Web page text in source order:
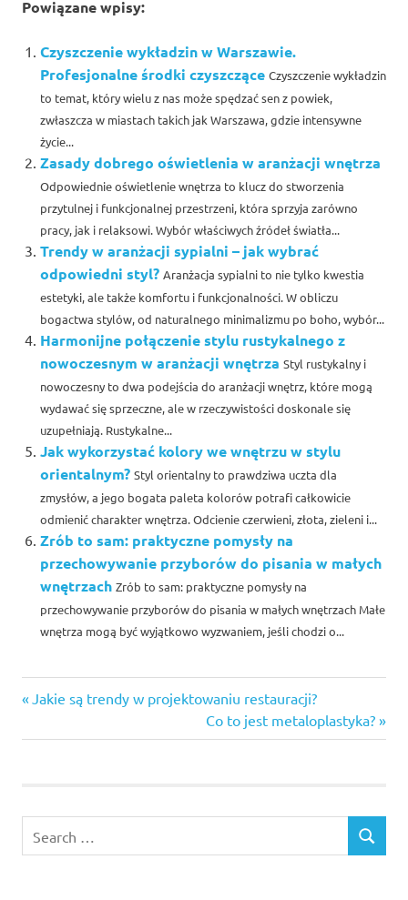
Powiązane wpisy:
Czyszczenie wykładzin w Warszawie.
Profesjonalne środki czyszczące Czyszczenie wykładzin
to temat, który wielu z nas może spędzać sen z powiek,
zwłaszcza w miastach takich jak Warszawa, gdzie intensywne
życie...
Zasady dobrego oświetlenia w aranżacji wnętrza
Odpowiednie oświetlenie wnętrza to klucz do stworzenia
przytulnej i funkcjonalnej przestrzeni, która sprzyja zarówno
pracy, jak i relaksowi. Wybór właściwych źródeł światła...
Trendy w aranżacji sypialni – jak wybrać
odpowiedni styl? Aranżacja sypialni to nie tylko kwestia
estetyki, ale także komfortu i funkcjonalności. W obliczu
bogactwa stylów, od naturalnego minimalizmu po boho, wybór...
Harmonijne połączenie stylu rustykalnego z
nowoczesnym w aranżacji wnętrza Styl rustykalny i
nowoczesny to dwa podejścia do aranżacji wnętrz, które mogą
wydawać się sprzeczne, ale w rzeczywistości doskonale się
uzupełniają. Rustykalne...
Jak wykorzystać kolory we wnętrzu w stylu
orientalnym? Styl orientalny to prawdziwa uczta dla
zmysłów, a jego bogata paleta kolorów potrafi całkowicie
odmienić charakter wnętrza. Odcienie czerwieni, złota, zieleni i...
Zrób to sam: praktyczne pomysły na
przechowywanie przyborów do pisania w małych
wnętrzach Zrób to sam: praktyczne pomysły na
przechowywanie przyborów do pisania w małych wnętrzach Małe
wnętrza mogą być wyjątkowo wyzwaniem, jeśli chodzi o...
Nawigacja
wpisu
Previous
Jakie są trendy w projektowaniu restauracji?
Next
Post:
Co to jest metaloplastyka?
for:
SEARCH